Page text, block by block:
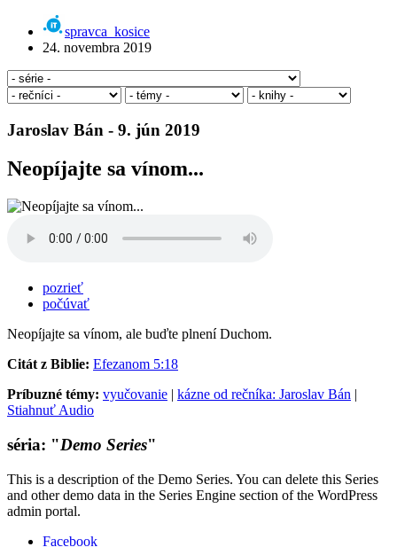
spravca_kosice
24. novembra 2019
Jaroslav Bán - 9. jún 2019
Neopíjajte sa vínom...
pozrieť
počúvať
Neopíjajte sa vínom, ale buďte plnení Duchom.
Citát z Biblie: Efezanom 5:18
Príbuzné témy: vyučovanie | kázne od rečníka: Jaroslav Bán |
Stiahnuť Audio
séria: "Demo Series"
This is a description of the Demo Series. You can delete this Series
and other demo data in the Series Engine section of the WordPress
admin portal.
Facebook